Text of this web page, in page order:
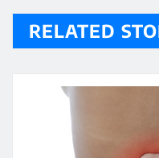
RELATED